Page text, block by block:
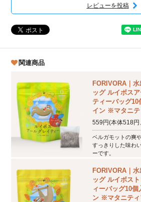
レビューを投稿
関連商品
FORIVORA｜
ッグ ルイボスア
ティーバッグ10
イン ※マタニテ
559円(本体518円
ベルガモットの爽
すっきりした味わ
ーです。
FORIVORA｜
ッグ ルイボス
ィーバッグ10個
ン ※マタニティ